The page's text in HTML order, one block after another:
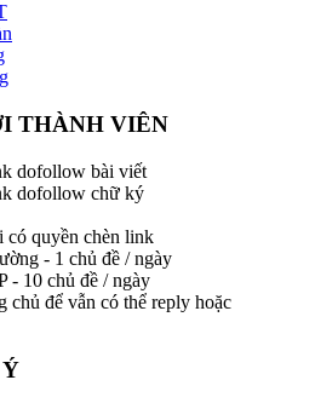
THÀNH VIÊN
dofollow bài viết
dofollow chữ ký
có quyền chèn link
- 1 chủ đề / ngày
- 10 chủ đề / ngày
chủ để vẫn có thể reply hoặc